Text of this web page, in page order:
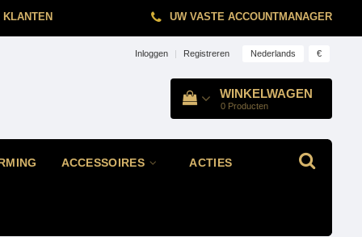
UW VASTE ACCOUNTMANAGER
Inloggen | Registreren Nederlands €
WINKELWAGEN
0 Producten
ACCESSOIRES ACTIES